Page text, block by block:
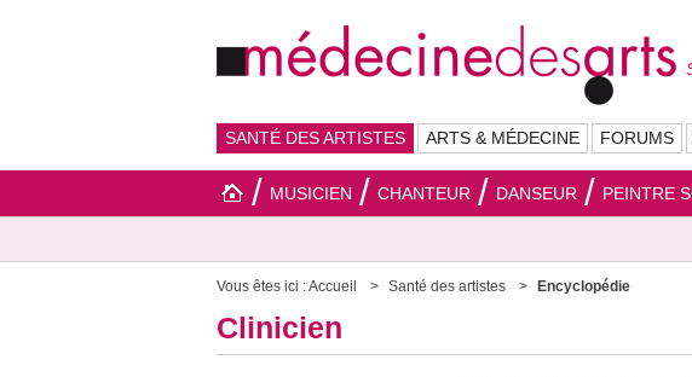
SANTÉ DES ARTISTES ARTS & MÉDECINE FORUMS
MUSICIEN CHANTEUR DANSEUR PEINTRE
Vous êtes ici :Accueil Santé des artistes Encyclopédie
Clinicien